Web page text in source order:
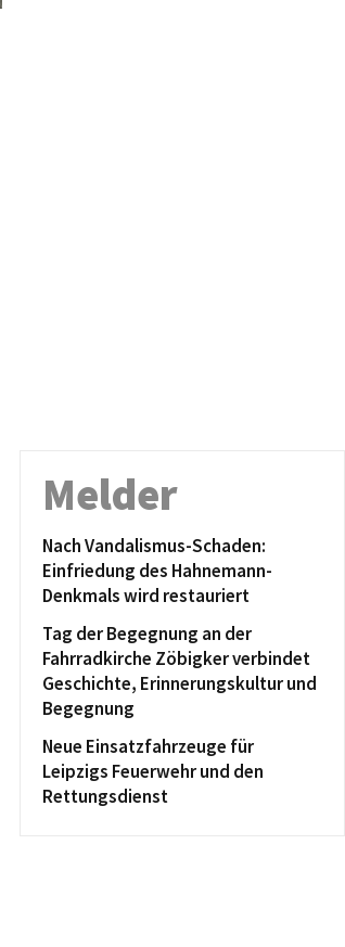
Melder
Nach Vandalismus-Schaden:
Einfriedung des Hahnemann-
Denkmals wird restauriert
Tag der Begegnung an der
Fahrradkirche Zöbigker verbindet
Geschichte, Erinnerungskultur und
Begegnung
Neue Einsatzfahrzeuge für
Leipzigs Feuerwehr und den
Rettungsdienst